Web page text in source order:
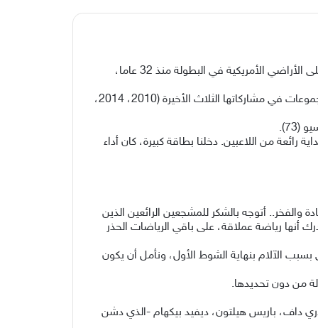
استهلت الولايات المتحدة مشوارها في كأس العالم الجمعة بأداء استعراضي وفوز كبير على باراغواي 4-1، في أول مباراة تُقام على الأراضي الأمريكية في البطولة منذ 32 عاما،
وقطعت الولايات المتحدة التي تشارك للمرة الـ12 في المونديال، شوطا كبيرا نحو التأهل إلى دور الـ32، علما أنها اجتازت دور المجموعات في مشاركاتها الثلاث الأخيرة (2010، 2014،
رائعة من اللاعبين. دخلنا بطاقة كبيرة، كان أداء
والفخر.. أتوجه بالشكر للمشجعين الرائعين الذين
أنها رياضة عملاقة، على باقي الرياضات الحذر
الآلام بنهاية الشوط الأول، ونأمل أن يكون
من دون تحديدها.
داف، باريس هيلتون، ديفيد بيكهام -الذي دشن